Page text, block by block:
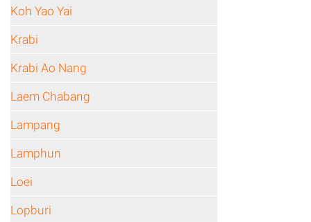
Koh Yao Yai
Krabi
Krabi Ao Nang
Laem Chabang
Lampang
Lamphun
Loei
Lopburi